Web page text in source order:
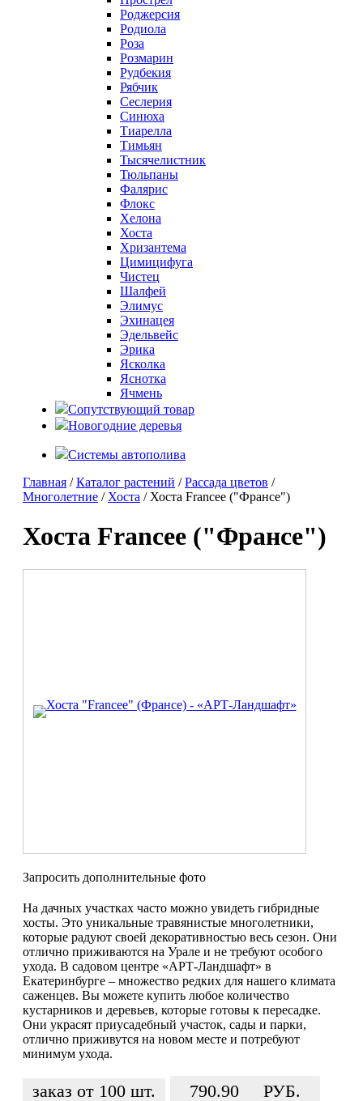
Роджерсия
Родиола
Роза
Розмарин
Рудбекия
Рябчик
Сеслерия
Синюха
Тиарелла
Тимьян
Тысячелистник
Тюльпаны
Фалярис
Флокс
Хелона
Хоста
Хризантема
Цимицифуга
Чистец
Шалфей
Элимус
Эхинацея
Эдельвейс
Эрика
Ясколка
Яснотка
Ячмень
Сопутствующий товар
Новогодние деревья
Системы автополива
Главная /Каталог растений /Рассада цветов /
Многолетние / Хоста / Хоста Francee ("Франсе")
Хоста Francee ("Франсе")
Запросить дополнительные фото
На дачных участках часто можно увидеть гибридные
хосты. Это уникальные травянистые многолетники,
которые радуют своей декоративностью весь сезон. Они
отлично приживаются на Урале и не требуют особого
ухода. В садовом центре «АРТ-Ландшафт» в
Екатеринбурге – множество редких для нашего климата
саженцев. Вы можете купить любое количество
кустарников и деревьев, которые готовы к пересадке.
Они украсят приусадебный участок, сады и парки,
отлично приживутся на новом месте и потребуют
минимум ухода.
заказ от 100 шт. 790.90 РУБ.